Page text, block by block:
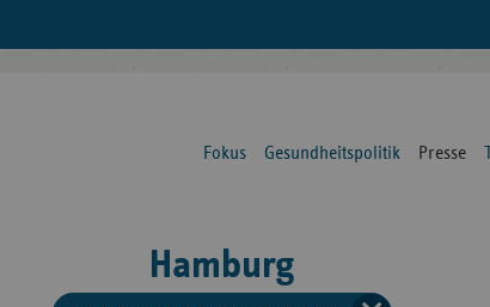
Fokus Gesundheitspolitik Presse
Hamburg